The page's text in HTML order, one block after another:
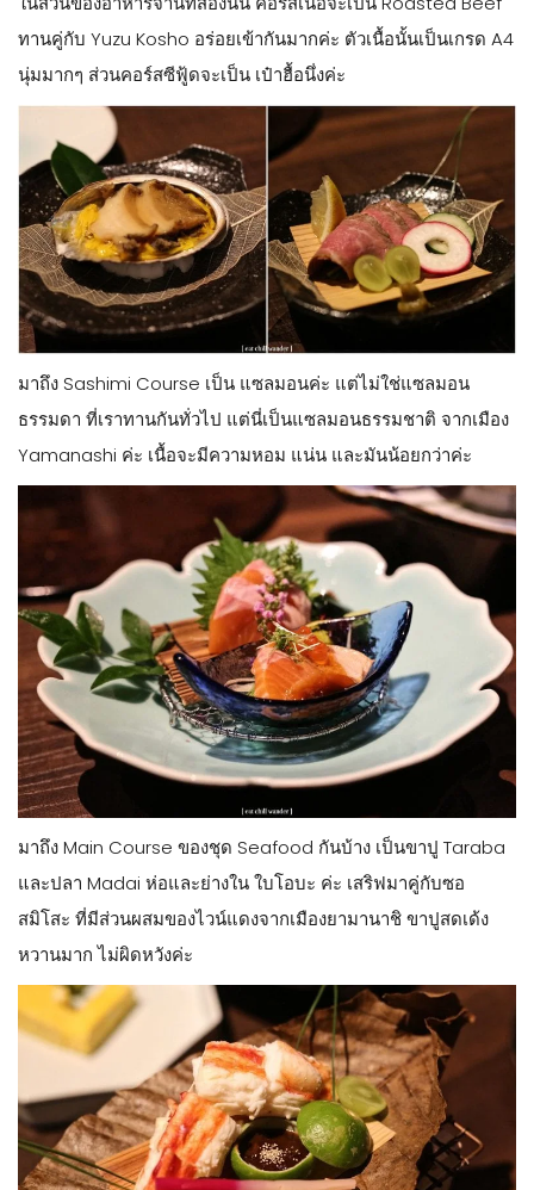
ทานคู่กับ Yuzu Kosho อร่อยเข้ากันมากค่ะ ตัวเนื้อนั้นเป็นเกรด A4
นุ่มมากๆ ส่วนคอร์สซีฟู้ดจะเป็น เป๋าฮื้อนึ่งค่ะ
มาถึง Sashimi Course เป็น แซลมอนค่ะ แต่ไม่ใช่แซลมอน
ธรรมดา ที่เราทานกันทั่วไป แต่นี่เป็นแซลมอนธรรมชาติ จากเมือง
Yamanashi ค่ะ เนื้อจะมีความหอม แน่น และมันน้อยกว่าค่ะ
มาถึง Main Course ของชุด Seafood กันบ้าง เป็นขาปู Taraba
และปลา Madai ห่อและย่างใน ใบโอบะ ค่ะ เสริฟมาคู่กับซอ
สมิโสะ ที่มีส่วนผสมของไวน์แดงจากเมืองยามานาชิ ขาปูสดเด้ง
หวานมาก ไม่ผิดหวังค่ะ